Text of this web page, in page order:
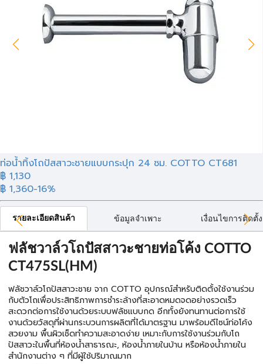
ท่อน้ำทิ้งโถปัสสาวะชายแบบกระปุก 24 ซม. COTTO CT681
฿ 1,130
฿ 1,360-16%
รายละเอียดสินค้า ข้อมูลจำเพาะ เงื่อนไขการติดตั้ง
ฟลัชวาล์วโถปัสสาวะชายท่อโค้ง COTTO
CT475SL(HM)
ฟลัชวาล์วโถปัสสาวะชาย จาก COTTO อุปกรณ์สำหรับติดตั้งใช้งานร่วม
กับตัวโถเพื่อประสิทธิภาพการชำระล้างที่สะอาดหมดจดอย่างรวดเร็ว
สะดวกต่อการใช้งานด้วยระบบฟลัชแบบกด อีกทั้งยังทนทานต่อการใช้
งานด้วยวัสดุที่ผ่านกระบวนการผลิตที่ได้มาตรฐาน มาพร้อมดีไซน์ท่อโค้ง
สวยงาม พื้นผิวเช็ดทำความสะอาดง่าย เหมาะกับการใช้งานร่วมกับโถ
ปัสสาวะในพื้นที่ห้องน้ำสาธารณะ, ห้องน้ำภายในบ้าน หรือห้องน้ำภายใน
สำนักงานต่าง ๆ ที่มีผู้ใช้ปริมาณมาก